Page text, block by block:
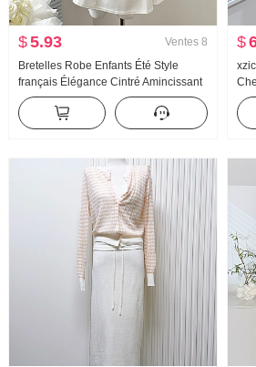
$5.93 Ventes 8
Bretelles Robe Enfants Été Style
français Élégance Cintré Amincissant
Robe débardeur Mini-jupe
$